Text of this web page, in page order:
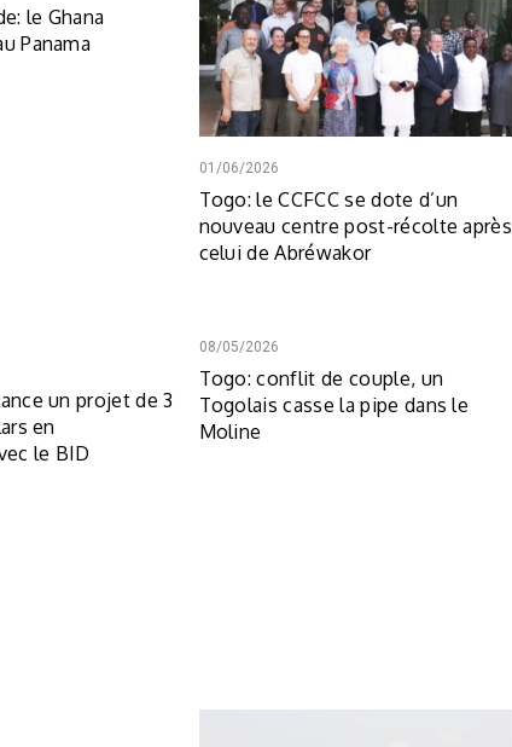
le Ghana
Panama
01/06/2026
Togo: le CCFCC se dote d’un
nouveau centre post-récolte après
celui de Abréwakor
un projet de 3
en
le BID
08/05/2026
Togo: conflit de couple, un
Togolais casse la pipe dans le
Moline